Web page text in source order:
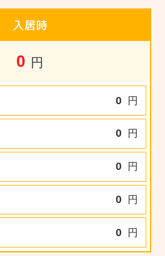
入居時
0 円
0 円
0 円
0 円
0 円
0 円